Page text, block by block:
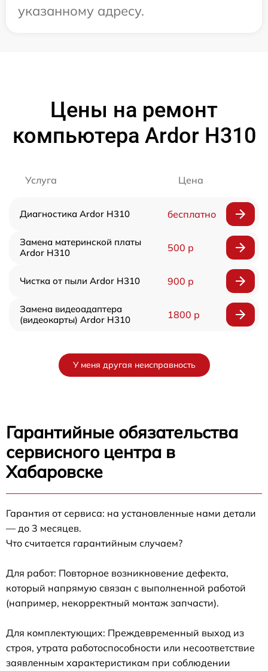
указанному адресу.
Цены на ремонт
компьютера Ardor H310
Услуга Цена
Диагностика Ardor H310 бесплатно
Замена материнской платы
Ardor H310
500 р
Чистка от пыли Ardor H310 900 р
Замена видеоадаптера
(видеокарты) Ardor H310
1800 р
У меня другая неисправность
Гарантийные обязательства
сервисного центра в
Хабаровске
Гарантия от сервиса: на установленные нами детали
— до 3 месяцев.
Что считается гарантийным случаем?
Для работ: Повторное возникновение дефекта,
который напрямую связан с выполненной работой
(например, некорректный монтаж запчасти).
Для комплектующих: Преждевременный выход из
строя, утрата работоспособности или несоответствие
заявленным характеристикам при соблюдении